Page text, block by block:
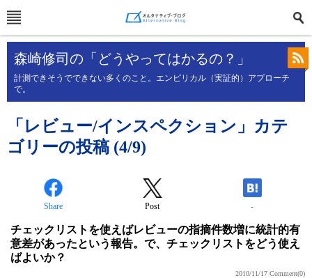
森崎修司の「どうやってはかるの？」
計測できそうでできない多くのこと。エンピリカル（実証的）アプローチ
で。
「レビュー/インスペクション」カテ
ゴリーの投稿 (4/9)
Share Post -
チェックリストを使えばレビューの指摘件数増に統計的有
意差があったという報告。で、チェックリストをどう使え
ばよいか？
2010/11/17 Comment(0)